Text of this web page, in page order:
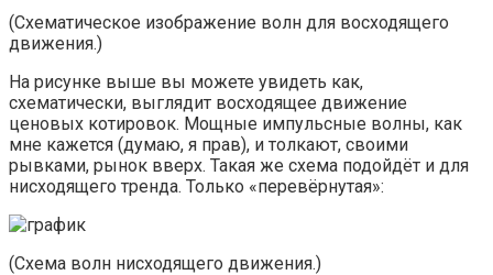
(Схематическое изображение волн для восходящего
движения.)
На рисунке выше вы можете увидеть как,
схематически, выглядит восходящее движение
ценовых котировок. Мощные импульсные волны, как
мне кажется (думаю, я прав), и толкают, своими
рывками, рынок вверх. Такая же схема подойдёт и для
нисходящего тренда. Только «перевёрнутая»:
(Схема волн нисходящего движения.)